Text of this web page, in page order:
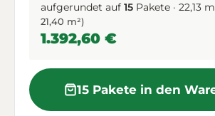
aufgerundet auf 15 Pakete · 22,13
21,40 m²)
1.392,60 €
15 Pakete in den